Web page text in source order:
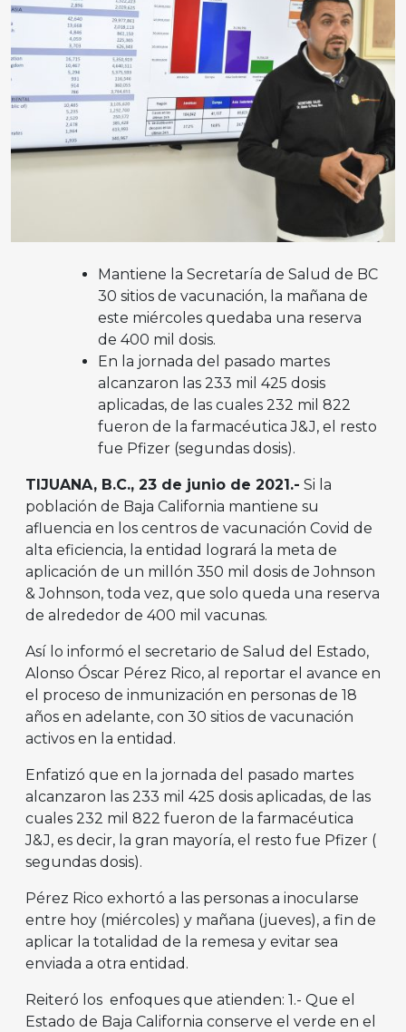
Mantiene la Secretaría de Salud de BC
30 sitios de vacunación, la mañana de
este miércoles quedaba una reserva
de 400 mil dosis.
En la jornada del pasado martes
alcanzaron las 233 mil 425 dosis
aplicadas, de las cuales 232 mil 822
fueron de la farmacéutica J&J, el resto
fue Pfizer (segundas dosis).
TIJUANA, B.C., 23 de junio de 2021.- Si la
población de Baja California mantiene su
afluencia en los centros de vacunación Covid de
alta eficiencia, la entidad logrará la meta de
aplicación de un millón 350 mil dosis de Johnson
& Johnson, toda vez, que solo queda una reserva
de alrededor de 400 mil vacunas.
Así lo informó el secretario de Salud del Estado,
Alonso Óscar Pérez Rico, al reportar el avance en
el proceso de inmunización en personas de 18
años en adelante, con 30 sitios de vacunación
activos en la entidad.
Enfatizó que en la jornada del pasado martes
alcanzaron las 233 mil 425 dosis aplicadas, de las
cuales 232 mil 822 fueron de la farmacéutica
J&J, es decir, la gran mayoría, el resto fue Pfizer (
segundas dosis).
Pérez Rico exhortó a las personas a inocularse
entre hoy (miércoles) y mañana (jueves), a fin de
aplicar la totalidad de la remesa y evitar sea
enviada a otra entidad.
Reiteró los enfoques que atienden: 1.- Que el
Estado de Baja California conserve el verde en el